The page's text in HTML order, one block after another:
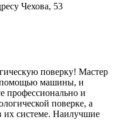
Чехова, 53
поверку! Мастер
помощью машины, и
профессионально и
поверке, а
их системе. Наилучшие